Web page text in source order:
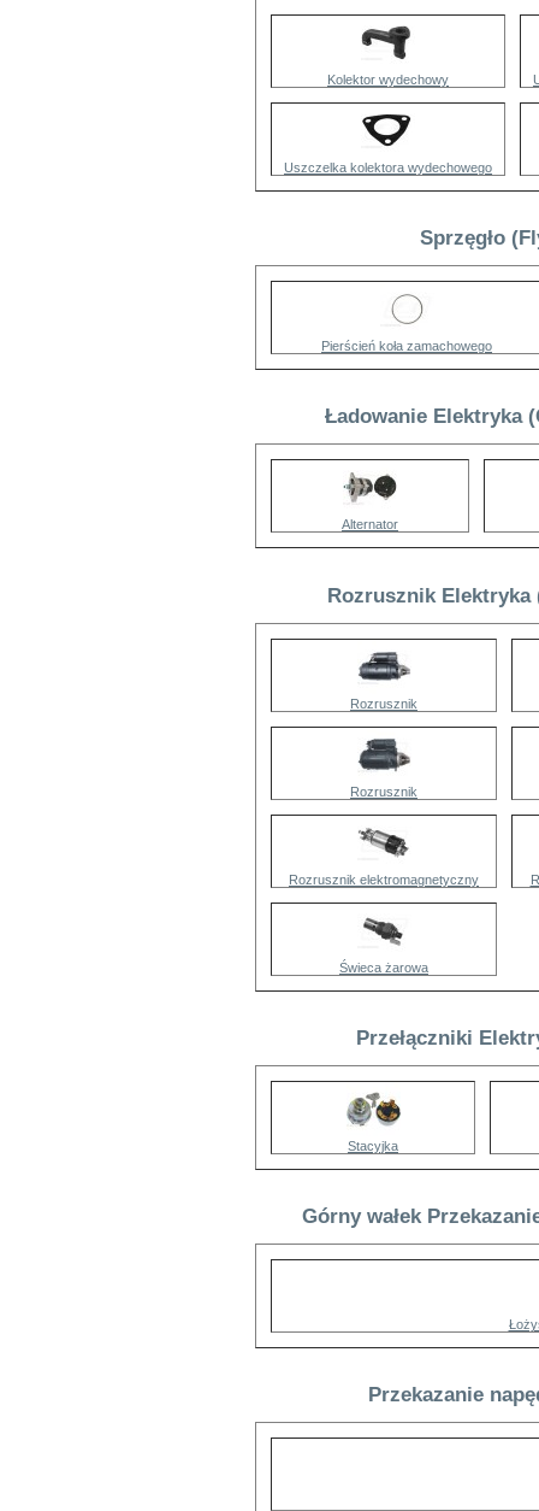
Kolektor wydechowy
Uszczelka kolektora wydechowego
Sprzęgło
Pierścień koła zamachowego
Ładowanie Elektryka
Alternator
Rozrusznik Elektryka
Rozrusznik
Rozrusznik
Rozrusznik elektromagnetyczny
Świeca żarowa
Przełączniki
Stacyjka
Górny wałek
Przekazanie